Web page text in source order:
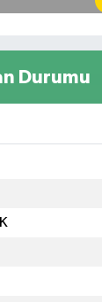
Durumu